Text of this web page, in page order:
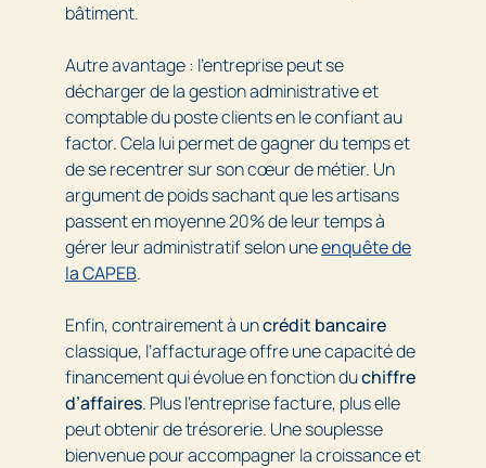
bâtiment.
Autre avantage : l’entreprise peut se
décharger de la gestion administrative et
comptable du poste clients en le confiant au
factor. Cela lui permet de gagner du temps et
de se recentrer sur son cœur de métier. Un
argument de poids sachant que les artisans
passent en moyenne 20% de leur temps à
gérer leur administratif selon uneenquête de
la CAPEB.
Enfin, contrairement à uncrédit bancaire
classique, l’affacturage offre une capacité de
financement qui évolue en fonction duchiffre
d’affaires. Plus l’entreprise facture, plus elle
peut obtenir de trésorerie. Une souplesse
bienvenue pour accompagner la croissance et